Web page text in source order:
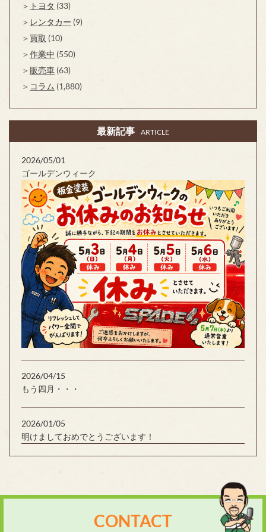
トヨタ (33)
レンタカー (9)
買取 (10)
作業中 (550)
販売車 (63)
コラム (1,880)
最新記事 ARTICLE
2026/05/01
ゴールデンウィーク
2026/04/15
もう四月・・・
2026/01/05
明けましておめでとうございます！
CONTACT